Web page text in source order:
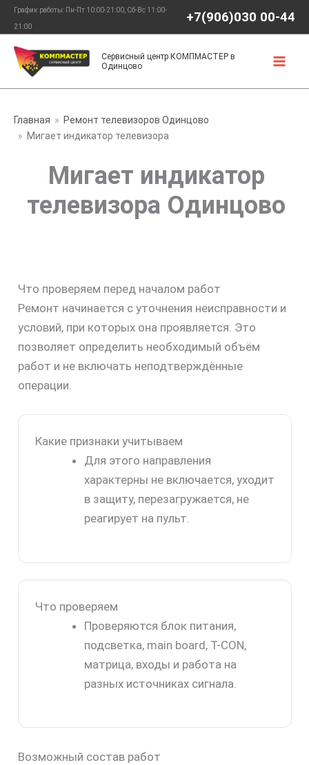
Перейти
содержимому
График работы: Пн-Пт 10:00-21:00, Сб-Вс 11:00-
21:00
+7(906)030 00-44
Сервисный центр КОМПМАСТЕР в
Одинцово
Главная
Ремонт телевизоров Одинцово
Мигает индикатор телевизора
Мигает индикатор
телевизора Одинцово
Что проверяем перед началом работ
Ремонт начинается с уточнения неисправности и
условий, при которых она проявляется. Это
позволяет определить необходимый объём
работ и не включать неподтверждённые
операции.
Какие признаки учитываем
Для этого направления
характерны не включается, уходит
в защиту, перезагружается, не
реагирует на пульт.
Что проверяем
Проверяются блок питания,
подсветка, main board, T-CON,
матрица, входы и работа на
разных источниках сигнала.
Возможный состав работ